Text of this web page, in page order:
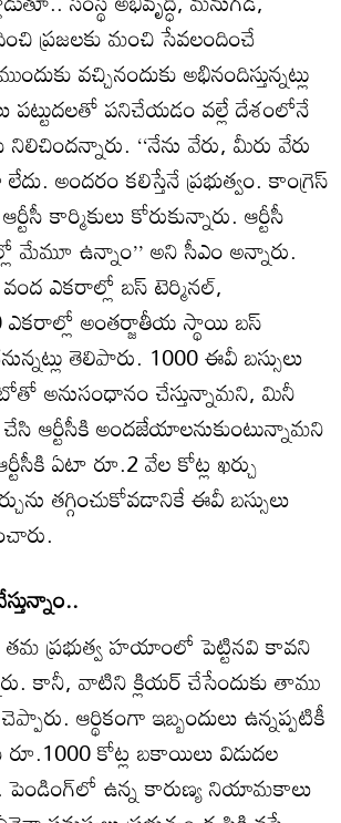
ప్రజలకు మంచి సేవలందించే
వచ్చినందుకు అభినందిస్తున్నట్లు
పట్టుదలతో పనిచేయడం వల్లే దేశంలోనే
‘‘నేను వేరు, మీరు వేరు
అందరం కలిస్తేనే ప్రభుత్వం. కాంగ్రెస్‌
కార్మికులు కోరుకున్నారు. ఆర్టీసీ
మేమూ ఉన్నాం’’ అని సీఎం అన్నారు.
ఎకరాల్లో బస్‌ టెర్మినల్‌,
అంతర్జాతీయ స్థాయి బస్‌
తెలిపారు. 1000 ఈవీ బస్సులు
అనుసంధానం చేస్తున్నామని, మినీ
చేసి ఆర్టీసీకి అందజేయాలనుకుంటున్నామని
ఏటా రూ.2 వేల కోట్ల ఖర్చు
తగ్గించుకోవడానికే ఈవీ బస్సులు
ప్రభుత్వ హయాంలో పెట్టినవి కావని
కానీ, వాటిని క్లియర్‌ చేసేందుకు తాము
ఆర్థికంగా ఇబ్బందులు ఉన్నప్పటికీ
కోట్ల బకాయిలు విడుదల
ఉన్న కారుణ్య నియామకాలు